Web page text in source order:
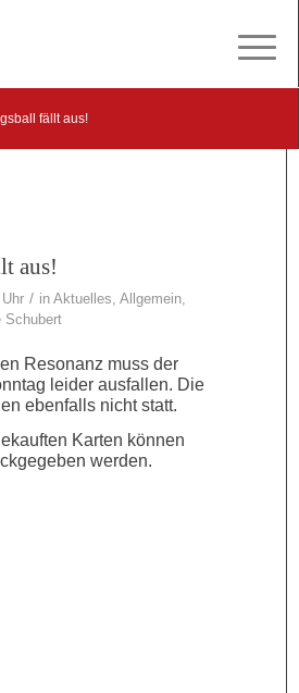
fällt aus!
aus!
/ inAktuelles,Allgemein,
Schubert
Resonanz muss der
leider ausfallen. Die
ebenfalls nicht statt.
Karten können
werden.